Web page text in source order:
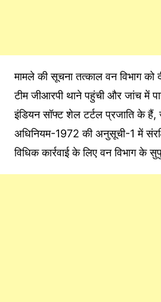
मामले की सूचना तत्काल वन विभाग को
टीम जीआरपी थाने पहुंची और जांच में
इंडियन सॉफ्ट शेल टर्टल प्रजाति के हैं,
अधिनियम-1972 की अनुसूची-1 में
विधिक कार्रवाई के लिए वन विभाग के